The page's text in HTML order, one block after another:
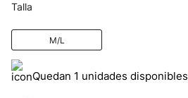
Talla
M/L
Quedan 1 unidades disponibles